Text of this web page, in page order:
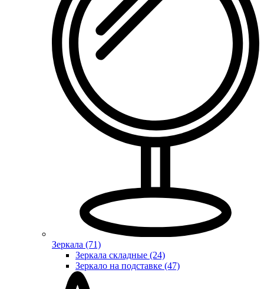
Зеркала (71)
Зеркала складные (24)
Зеркало на подставке (47)